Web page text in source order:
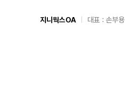
지니웍스OA 대표 : 손부용